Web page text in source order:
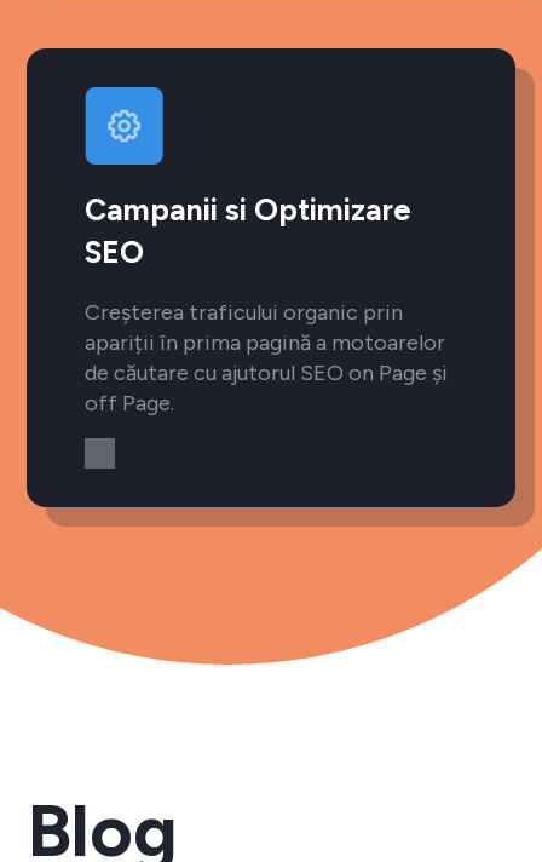
Campanii si Optimizare
SEO
Creșterea traficului organic prin
apariții în prima pagină a motoarelor
de căutare cu ajutorul SEO on Page și
off Page.
Blog